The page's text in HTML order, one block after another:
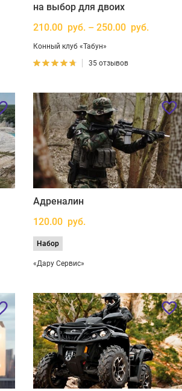
на выбор для двоих
210.00 руб. – 250.00 руб.
Конный клуб «Табун»
35 отзывов
Адреналин
120.00 руб.
Набор
«Дару Сервис»